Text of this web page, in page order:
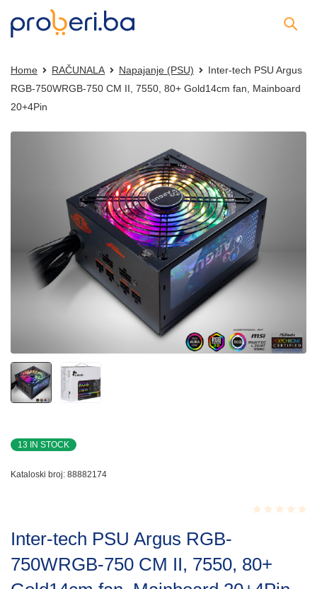
Home RAČUNALA Napajanje (PSU)
Inter-tech PSU Argus
RGB-750WRGB-750 CM II, 7550, 80+ Gold14cm fan, Mainboard
20+4Pin
13 IN STOCK
Kataloski broj: 88882174
of
5
Inter-tech PSU Argus RGB-
750WRGB-750 CM II, 7550, 80+